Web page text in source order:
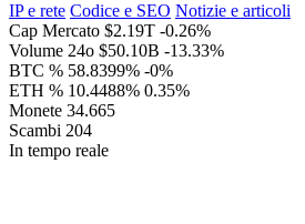
IP e rete Codice e SEO Notizie e articoli
Cap Mercato $2.19T -0.26%
Volume 24o $50.10B -13.33%
BTC % 58.8399% -0%
ETH % 10.4488% 0.35%
Monete 34.665
Scambi 204
In tempo reale